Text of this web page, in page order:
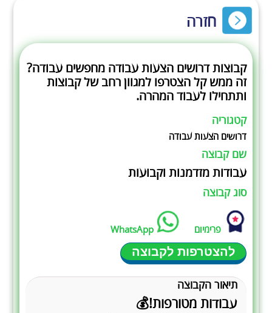
חזרה
קבוצות דרושים הצעות עבודה מחפשים עבודה?
זה ממש קל הצטרפו למגוון רחב של קבוצות
ותתחילו לעבוד המהרה.
קטגוריה
דרושים הצעות עבודה
שם קבוצה
עבודות מזדמנות וקבועות
סוג קבוצה
פרימיום WhatsApp
להצטרפות לקבוצה
תיאור הקבוצה
עבודות מטורפות!💰